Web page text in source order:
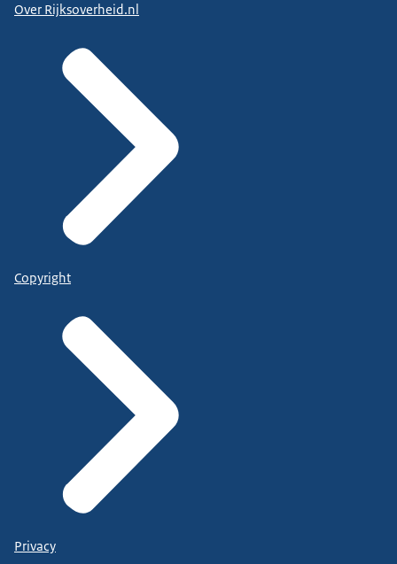
Over Rijksoverheid.nl
Copyright
Privacy